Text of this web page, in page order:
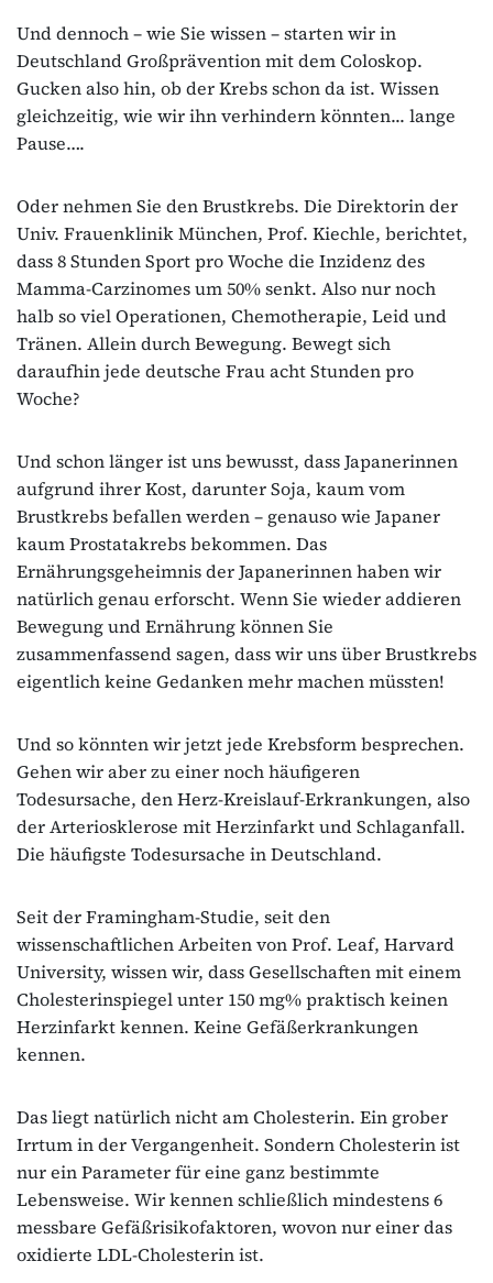
Und dennoch – wie Sie wissen – starten wir in
Deutschland Großprävention mit dem Coloskop.
Gucken also hin, ob der Krebs schon da ist. Wissen
gleichzeitig, wie wir ihn verhindern könnten... lange
Pause….
Oder nehmen Sie den Brustkrebs. Die Direktorin der
Univ. Frauenklinik München, Prof. Kiechle, berichtet,
dass 8 Stunden Sport pro Woche die Inzidenz des
Mamma-Carzinomes um 50% senkt. Also nur noch
halb so viel Operationen, Chemotherapie, Leid und
Tränen. Allein durch Bewegung. Bewegt sich
daraufhin jede deutsche Frau acht Stunden pro
Woche?
Und schon länger ist uns bewusst, dass Japanerinnen
aufgrund ihrer Kost, darunter Soja, kaum vom
Brustkrebs befallen werden – genauso wie Japaner
kaum Prostatakrebs bekommen. Das
Ernährungsgeheimnis der Japanerinnen haben wir
natürlich genau erforscht. Wenn Sie wieder addieren
Bewegung und Ernährung können Sie
zusammenfassend sagen, dass wir uns über Brustkrebs
eigentlich keine Gedanken mehr machen müssten!
Und so könnten wir jetzt jede Krebsform besprechen.
Gehen wir aber zu einer noch häufigeren
Todesursache, den Herz-Kreislauf-Erkrankungen, also
der Arteriosklerose mit Herzinfarkt und Schlaganfall.
Die häufigste Todesursache in Deutschland.
Seit der Framingham-Studie, seit den
wissenschaftlichen Arbeiten von Prof. Leaf, Harvard
University, wissen wir, dass Gesellschaften mit einem
Cholesterinspiegel unter 150 mg% praktisch keinen
Herzinfarkt kennen. Keine Gefäßerkrankungen
kennen.
Das liegt natürlich nicht am Cholesterin. Ein grober
Irrtum in der Vergangenheit. Sondern Cholesterin ist
nur ein Parameter für eine ganz bestimmte
Lebensweise. Wir kennen schließlich mindestens 6
messbare Gefäßrisikofaktoren, wovon nur einer das
oxidierte LDL-Cholesterin ist.